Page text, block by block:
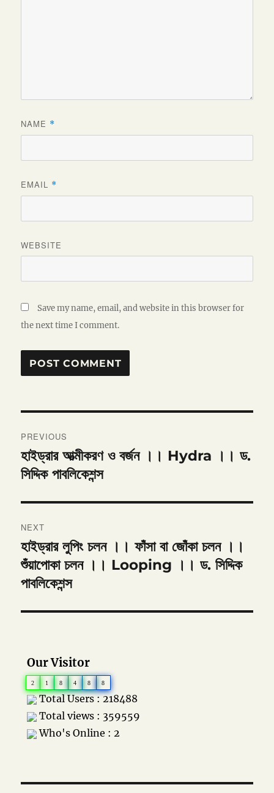
NAME *
EMAIL *
WEBSITE
Save my name, email, and website in this browser for
the next time I comment.
navigation
PREVIOUS
Previous
post:
হাইড্রার আত্মীকরণ ও বর্জন ।। Hydra ।। ড.
সিদ্দিক পাবলিকেশন্স
NEXT
Next
post:
হাইড্রার লুপিং চলন ।। ফাঁসা বা জোঁকা চলন ।।
শুঁয়াপোকা চলন ।। Looping ।। ড. সিদ্দিক
পাবলিকেশন্স
Our Visitor
2 1 8 4 8 8
Total Users : 218488
Total views : 359559
Who's Online : 2